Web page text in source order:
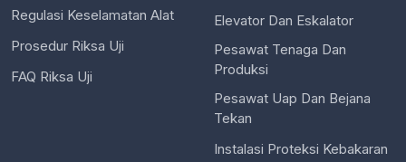
Regulasi Keselamatan Alat
Prosedur Riksa Uji
FAQ Riksa Uji
Elevator Dan Eskalator
Pesawat Tenaga Dan
Produksi
Pesawat Uap Dan Bejana
Tekan
Instalasi Proteksi Kebakaran